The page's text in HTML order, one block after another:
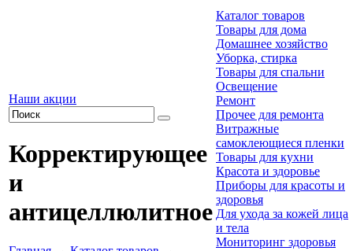
Наши акции
Корректирующее
и
антицеллюлитное
Каталог товаров
Товары для дома
Домашнее хозяйство
Уборка, стирка
Товары для спальни
Освещение
Ремонт
Прочее для ремонта
Витражные
самоклеющиеся пленки
Товары для кухни
Красота и здоровье
Приборы для красоты и
здоровья
Для ухода за кожей лица
и тела
Мониторинг здоровья